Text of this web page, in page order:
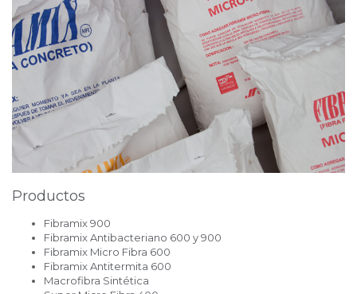
Productos
Fibramix 900
Fibramix Antibacteriano 600 y 900
Fibramix Micro Fibra 600
Fibramix Antitermita 600
Macrofibra Sintética